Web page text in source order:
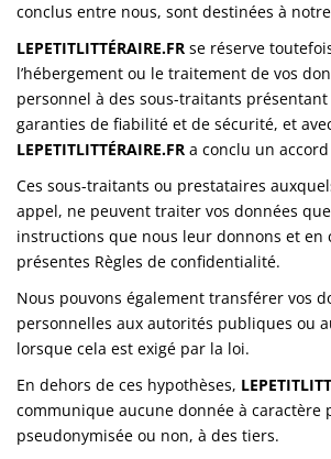
conclus entre nous, sont destinées à
LEPETITLITTÉRAIRE.FR se réserve
l’hébergement ou le traitement de vos
personnel à des sous-traitants
garanties de fiabilité et de sécurité, et
LEPETITLITTÉRAIRE.FR a conclu un
Ces sous-traitants ou prestataires
appel, ne peuvent traiter vos données
instructions que nous leur donnons et en
présentes Règles de confidentialité.
Nous pouvons également transférer vos
personnelles aux autorités publiques ou
lorsque cela est exigé par la loi.
En dehors de ces hypothèses,
communique aucune donnée à caractère
pseudonymisée ou non, à des tiers.